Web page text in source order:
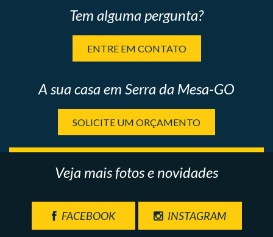
Tem alguma pergunta?
ENTRE EM CONTATO
A sua casa em Serra da Mesa-GO
SOLICITE UM ORÇAMENTO
Veja mais fotos e novidades
FACEBOOK INSTAGRAM